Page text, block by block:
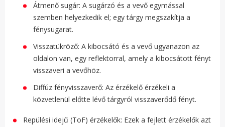
Átmenő sugár: A sugárzó és a vevő egymással
szemben helyezkedik el; egy tárgy megszakítja a
fénysugarat.
Visszatükröző: A kibocsátó és a vevő ugyanazon az
oldalon van, egy reflektorral, amely a kibocsátott fényt
visszaveri a vevőhöz.
Diffúz fényvisszaverő: Az érzékelő érzékeli a
közvetlenül előtte lévő tárgyról visszaverődő fényt.
Repülési idejű (ToF) érzékelők: Ezek a fejlett érzékelők azt